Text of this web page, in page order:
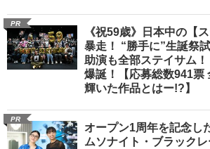
PR
《祝59歳》日本中の【
暴走！ “勝手に”生誕祭
助演も全部ステイサム！
爆誕！【応募総数941票
輝いた作品とはー!?】
PR
オープン1周年を記念し
ムソナイト・ブラック